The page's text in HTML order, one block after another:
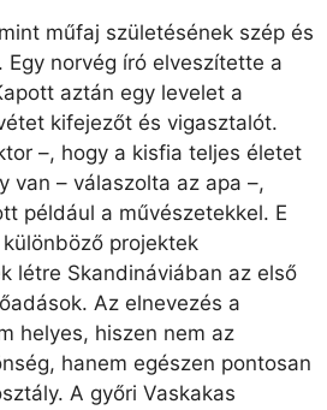
műfaj születésének szép és
norvég író elveszítette a
aztán egy levelet a
kifejezőt és vigasztalót.
–, hogy a kisfia teljes életet
van – válaszolta az apa –,
például a művészetekkel. E
projektek
létre Skandináviában az első
Az elnevezés a
helyes, hiszen nem az
hanem egészen pontosan
A győri Vaskakas